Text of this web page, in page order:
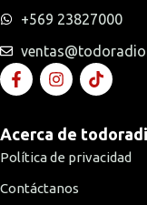
+569 23827000
Acerca de
Política de privacidad
Contáctanos